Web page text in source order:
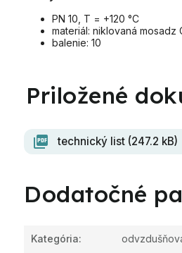
PN 10, T = +120 °C
materiál: niklovaná mosadz
balenie: 10
technický list (247.2 kB)
Dodatočné
Kategória: